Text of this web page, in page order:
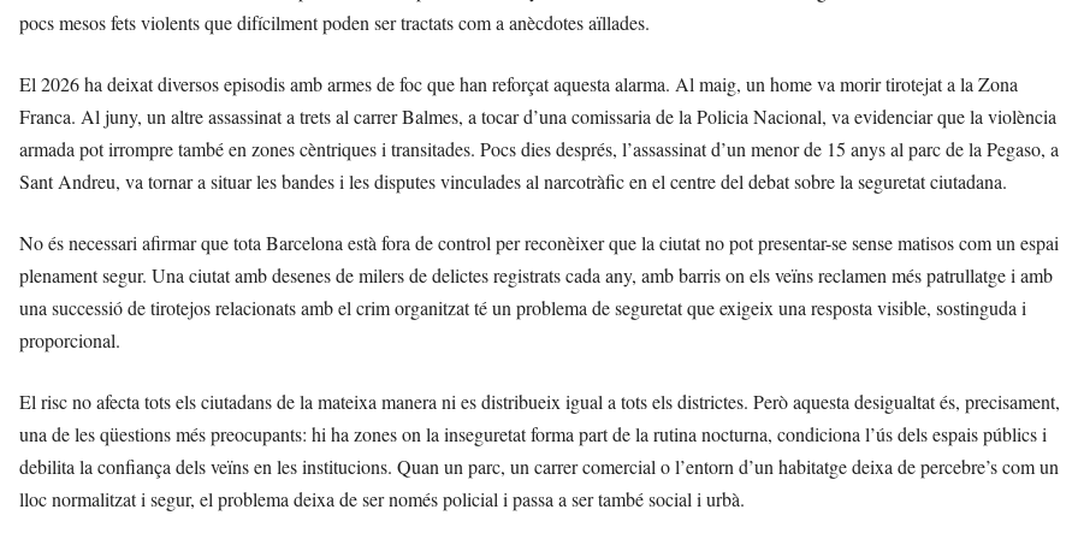
pocs mesos fets violents que difícilment poden ser tractats com a anècdotes aïllades.
El 2026 ha deixat diversos episodis amb armes de foc que han reforçat aquesta alarma. Al maig, un home va morir tirotejat a la Zona
Franca. Al juny, un altre assassinat a trets al carrer Balmes, a tocar d’una comissaria de la Policia Nacional, va evidenciar que la violència
armada pot irrompre també en zones cèntriques i transitades. Pocs dies després, l’assassinat d’un menor de 15 anys al parc de la Pegaso, a
Sant Andreu, va tornar a situar les bandes i les disputes vinculades al narcotràfic en el centre del debat sobre la seguretat ciutadana.
No és necessari afirmar que tota Barcelona està fora de control per reconèixer que la ciutat no pot presentar-se sense matisos com un espai
plenament segur. Una ciutat amb desenes de milers de delictes registrats cada any, amb barris on els veïns reclamen més patrullatge i amb
una successió de tirotejos relacionats amb el crim organitzat té un problema de seguretat que exigeix una resposta visible, sostinguda i
proporcional.
El risc no afecta tots els ciutadans de la mateixa manera ni es distribueix igual a tots els districtes. Però aquesta desigualtat és, precisament,
una de les qüestions més preocupants: hi ha zones on la inseguretat forma part de la rutina nocturna, condiciona l’ús dels espais públics i
debilita la confiança dels veïns en les institucions. Quan un parc, un carrer comercial o l’entorn d’un habitatge deixa de percebre’s com un
lloc normalitzat i segur, el problema deixa de ser només policial i passa a ser també social i urbà.